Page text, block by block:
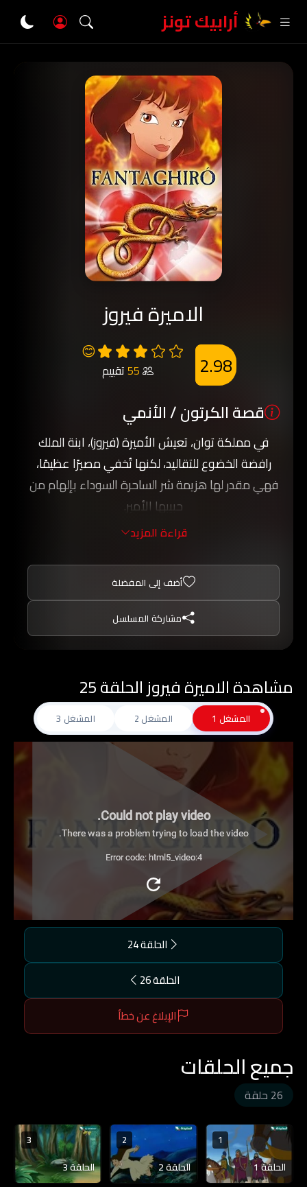
أرابيك تونز
الاميرة فيروز
😊
55تقييم 2.98
قصة الكرتون / الأنمي
في مملكة توان، تعيش الأميرة (فيروز)، ابنة الملك
رافضة الخضوع للتقاليد، لكنها تُخفي مصيرًا عظيمًا،
فهي مقدر لها هزيمة شر الساحرة السوداء بإلهام من
حبيبها الأمير.
قراءة المزيد
أضف إلى المفضلة
مشاركة المسلسل
مشاهدة الاميرة فيروز الحلقة 25
المشغل 1 المشغل 2 المشغل 3
Could not play video.
There was a problem trying to load the video.
Error code: html5_video:4
الحلقة 24
الحلقة 26
الإبلاغ عن خطأ
جميع الحلقات
26 حلقة
1
الحلقة 1
2
الحلقة 2
3
الحلقة 3